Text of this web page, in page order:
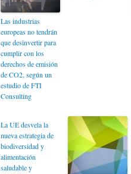
Las industrias
europeas no tendrán
que desinvertir para
cumplir con los
derechos de emisión
de CO2, según un
estudio de FTI
Consulting
La UE desvela la
nueva estrategia de
biodiversidad y
alimentación
saludable y